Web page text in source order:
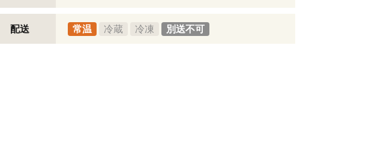
配送 常温 冷蔵 冷凍 別送不可